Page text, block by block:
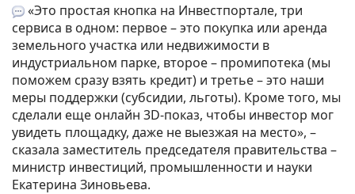
«Это простая кнопка на Инвестпортале, три
сервиса в одном: первое – это покупка или аренда
земельного участка или недвижимости в
индустриальном парке, второе – промипотека (мы
поможем сразу взять кредит) и третье – это наши
меры поддержки (субсидии, льготы). Кроме того, мы
сделали еще онлайн 3D-показ, чтобы инвестор мог
увидеть площадку, даже не выезжая на место», –
сказала заместитель председателя правительства –
министр инвестиций, промышленности и науки
Екатерина Зиновьева.